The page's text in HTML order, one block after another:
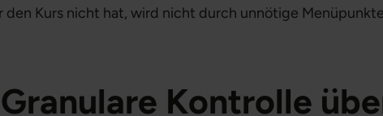
den Kurs nicht hat, wird nicht durch unnötige Menüpunkte
Kontrolle